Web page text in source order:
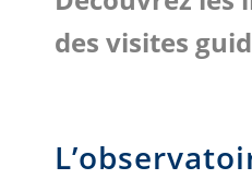
des visites